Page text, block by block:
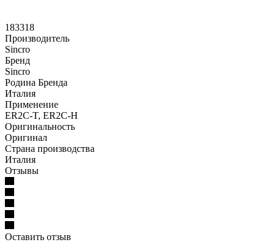
183318
Производитель
Sincro
Бренд
Sincro
Родина Бренда
Италия
Применение
ER2C-T, ER2C-H
Оригинальность
Оригинал
Страна производства
Италия
Отзывы
Оставить отзыв